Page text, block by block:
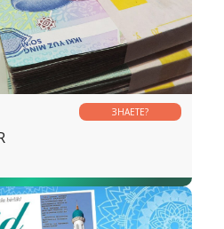
ЗНАЕТЕ?